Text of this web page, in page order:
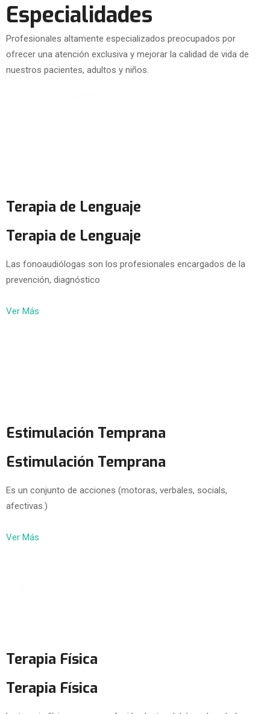
Especialidades
Profesionales altamente especializados preocupados por
ofrecer una atención exclusiva y mejorar la calidad de vida de
nuestros pacientes, adultos y niños.
Terapia de Lenguaje
Terapia de Lenguaje
Las fonoaudiólogas son los profesionales encargados de la
prevención, diagnóstico
Ver Más
Estimulación Temprana
Estimulación Temprana
Es un conjunto de acciones (motoras, verbales, socials,
afectivas.)
Ver Más
Terapia Física
Terapia Física